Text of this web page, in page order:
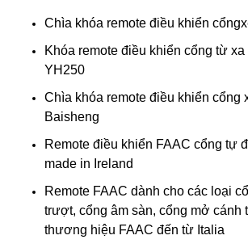
Chìa khóa remote điều khiển
Khóa remote điều khiển cổng từ
YH250
Chìa khóa remote điều khiển cổng
Baisheng
Remote điều khiển FAAC cổng tự
made in Ireland
Remote FAAC dành cho các loại
trượt, cổng âm sàn, cổng mở cánh
thương hiệu FAAC đến từ Italia